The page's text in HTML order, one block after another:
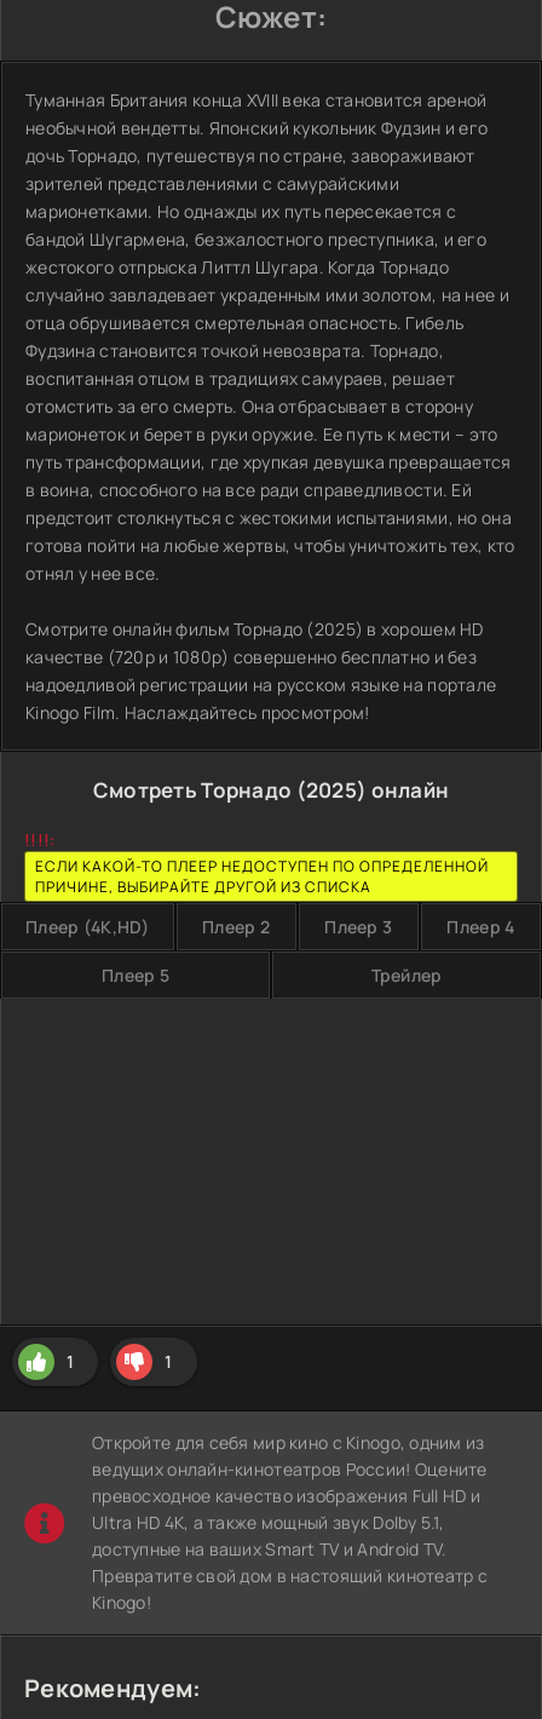
Сюжет:
Туманная Британия конца XVIII века становится ареной
необычной вендетты. Японский кукольник Фудзин и его
дочь Торнадо, путешествуя по стране, завораживают
зрителей представлениями с самурайскими
марионетками. Но однажды их путь пересекается с
бандой Шугармена, безжалостного преступника, и его
жестокого отпрыска Литтл Шугара. Когда Торнадо
случайно завладевает украденным ими золотом, на нее и
отца обрушивается смертельная опасность. Гибель
Фудзина становится точкой невозврата. Торнадо,
воспитанная отцом в традициях самураев, решает
отомстить за его смерть. Она отбрасывает в сторону
марионеток и берет в руки оружие. Ее путь к мести – это
путь трансформации, где хрупкая девушка превращается
в воина, способного на все ради справедливости. Ей
предстоит столкнуться с жестокими испытаниями, но она
готова пойти на любые жертвы, чтобы уничтожить тех, кто
отнял у нее все.
Смотрите онлайн фильм Торнадо (2025) в хорошем HD
качестве (720p и 1080p) совершенно бесплатно и без
надоедливой регистрации на русском языке на портале
Kinogo Film. Наслаждайтесь просмотром!
Смотреть Торнадо (2025) онлайн
!!!!:
ЕСЛИ КАКОЙ-ТО ПЛЕЕР НЕДОСТУПЕН ПО ОПРЕДЕЛЕННОЙ
ПРИЧИНЕ, ВЫБИРАЙТЕ ДРУГОЙ ИЗ СПИСКА
Плеер (4K,HD) Плеер 2 Плеер 3 Плеер 4
Плеер 5 Трейлер
1 1
Откройте для себя мир кино с Kinogo, одним из
ведущих онлайн-кинотеатров России! Оцените
превосходное качество изображения Full HD и
Ultra HD 4K, а также мощный звук Dolby 5.1,
доступные на ваших Smart TV и Android TV.
Превратите свой дом в настоящий кинотеатр с
Kinogo!
Рекомендуем: